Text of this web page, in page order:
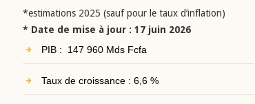
*estimations 2025 (sauf pour le taux d’inflation)
* Date de mise à jour : 17 juin 2026
PIB : 147 960 Mds Fcfa
Taux de croissance : 6,6 %